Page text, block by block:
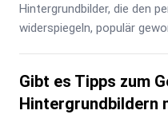
Hintergrundbilder, die den
widerspiegeln, populär
Gibt es Tipps zum
Hintergrundbildern